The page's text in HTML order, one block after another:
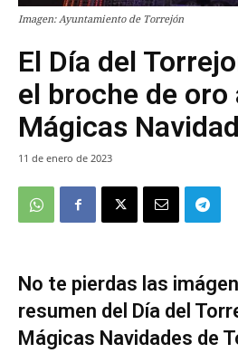
Imagen: Ayuntamiento de Torrejón
El Día del
el broche de oro
Mágicas
11 de enero de 2023
No te pierdas las
resumen del Día del
Mágicas Navidades de